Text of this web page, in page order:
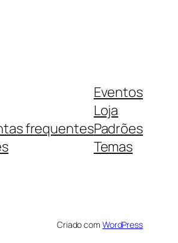
frequentes
Eventos
Loja
Padrões
Temas
Criado com WordPress